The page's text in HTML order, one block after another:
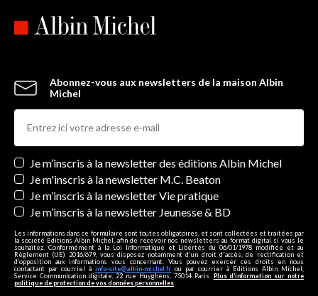
Abonnez-vous aux newsletters de la maison Albin
Michel
Newsletters
Je m’inscris à la newsletter des éditions Albin Michel
Je m'inscris à la newsletter M.C. Beaton
Je m’inscris à la newsletter Vie pratique
Je m’inscris à la newsletter Jeunesse & BD
Les informations dans ce formulaire sont toutes obligatoires, et sont collectées et traitées par
la société Editions Albin Michel, afin de recevoir nos newsletters au format digital si vous le
souhaitez. Conformément à la Loi Informatique et Libertés du 06/01/1978 modifiée et au
Règlement (UE) 2016/679, vous disposez notamment d'un droit d'accès, de rectification et
d’opposition aux informations vous concernant. Vous pouvez exercer ces droits en nous
contactant par courriel à info-site@albin-michel.fr ou par courrier à Editions Albin Michel,
Service Communication digitale, 22 rue Huyghens, 75014 Paris. Plus d’information sur notre
politique de protection de vos données personnelles